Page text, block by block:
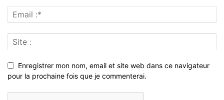
Enregistrer mon nom, email et site web dans ce navigateur
pour la prochaine fois que je commenterai.